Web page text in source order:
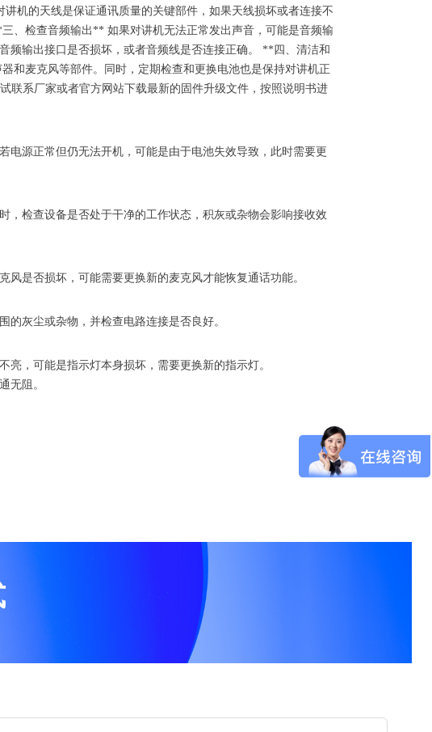
机的天线是保证通讯质量的关键部件，如果天线损坏或者连接不
、检查音频输出** 如果对讲机无法正常发出声音，可能是音频输
频输出接口是否损坏，或者音频线是否连接正确。 **四、清洁和
和麦克风等部件。同时，定期检查和更换电池也是保持对讲机正
联系厂家或者官方网站下载最新的固件升级文件，按照说明书进
电源正常但仍无法开机，可能是由于电池失效导致，此时需要更
，检查设备是否处于干净的工作状态，积灰或杂物会影响接收效
是否损坏，可能需要更换新的麦克风才能恢复通话功能。
灰尘或杂物，并检查电路连接是否良好。
，可能是指示灯本身损坏，需要更换新的指示灯。
无阻。